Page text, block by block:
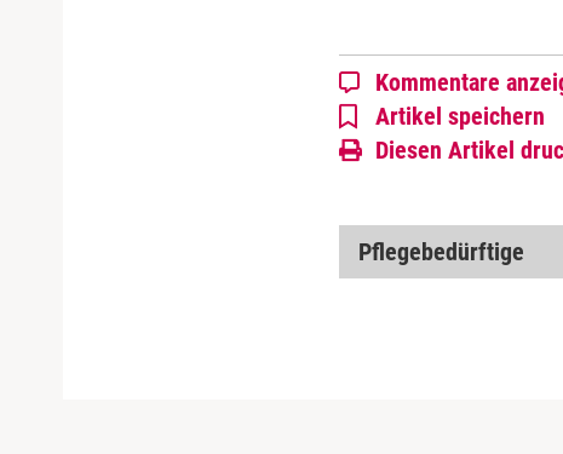
Kommentare
Artikel speichern
Diesen Artikel
Pflegebedürftige